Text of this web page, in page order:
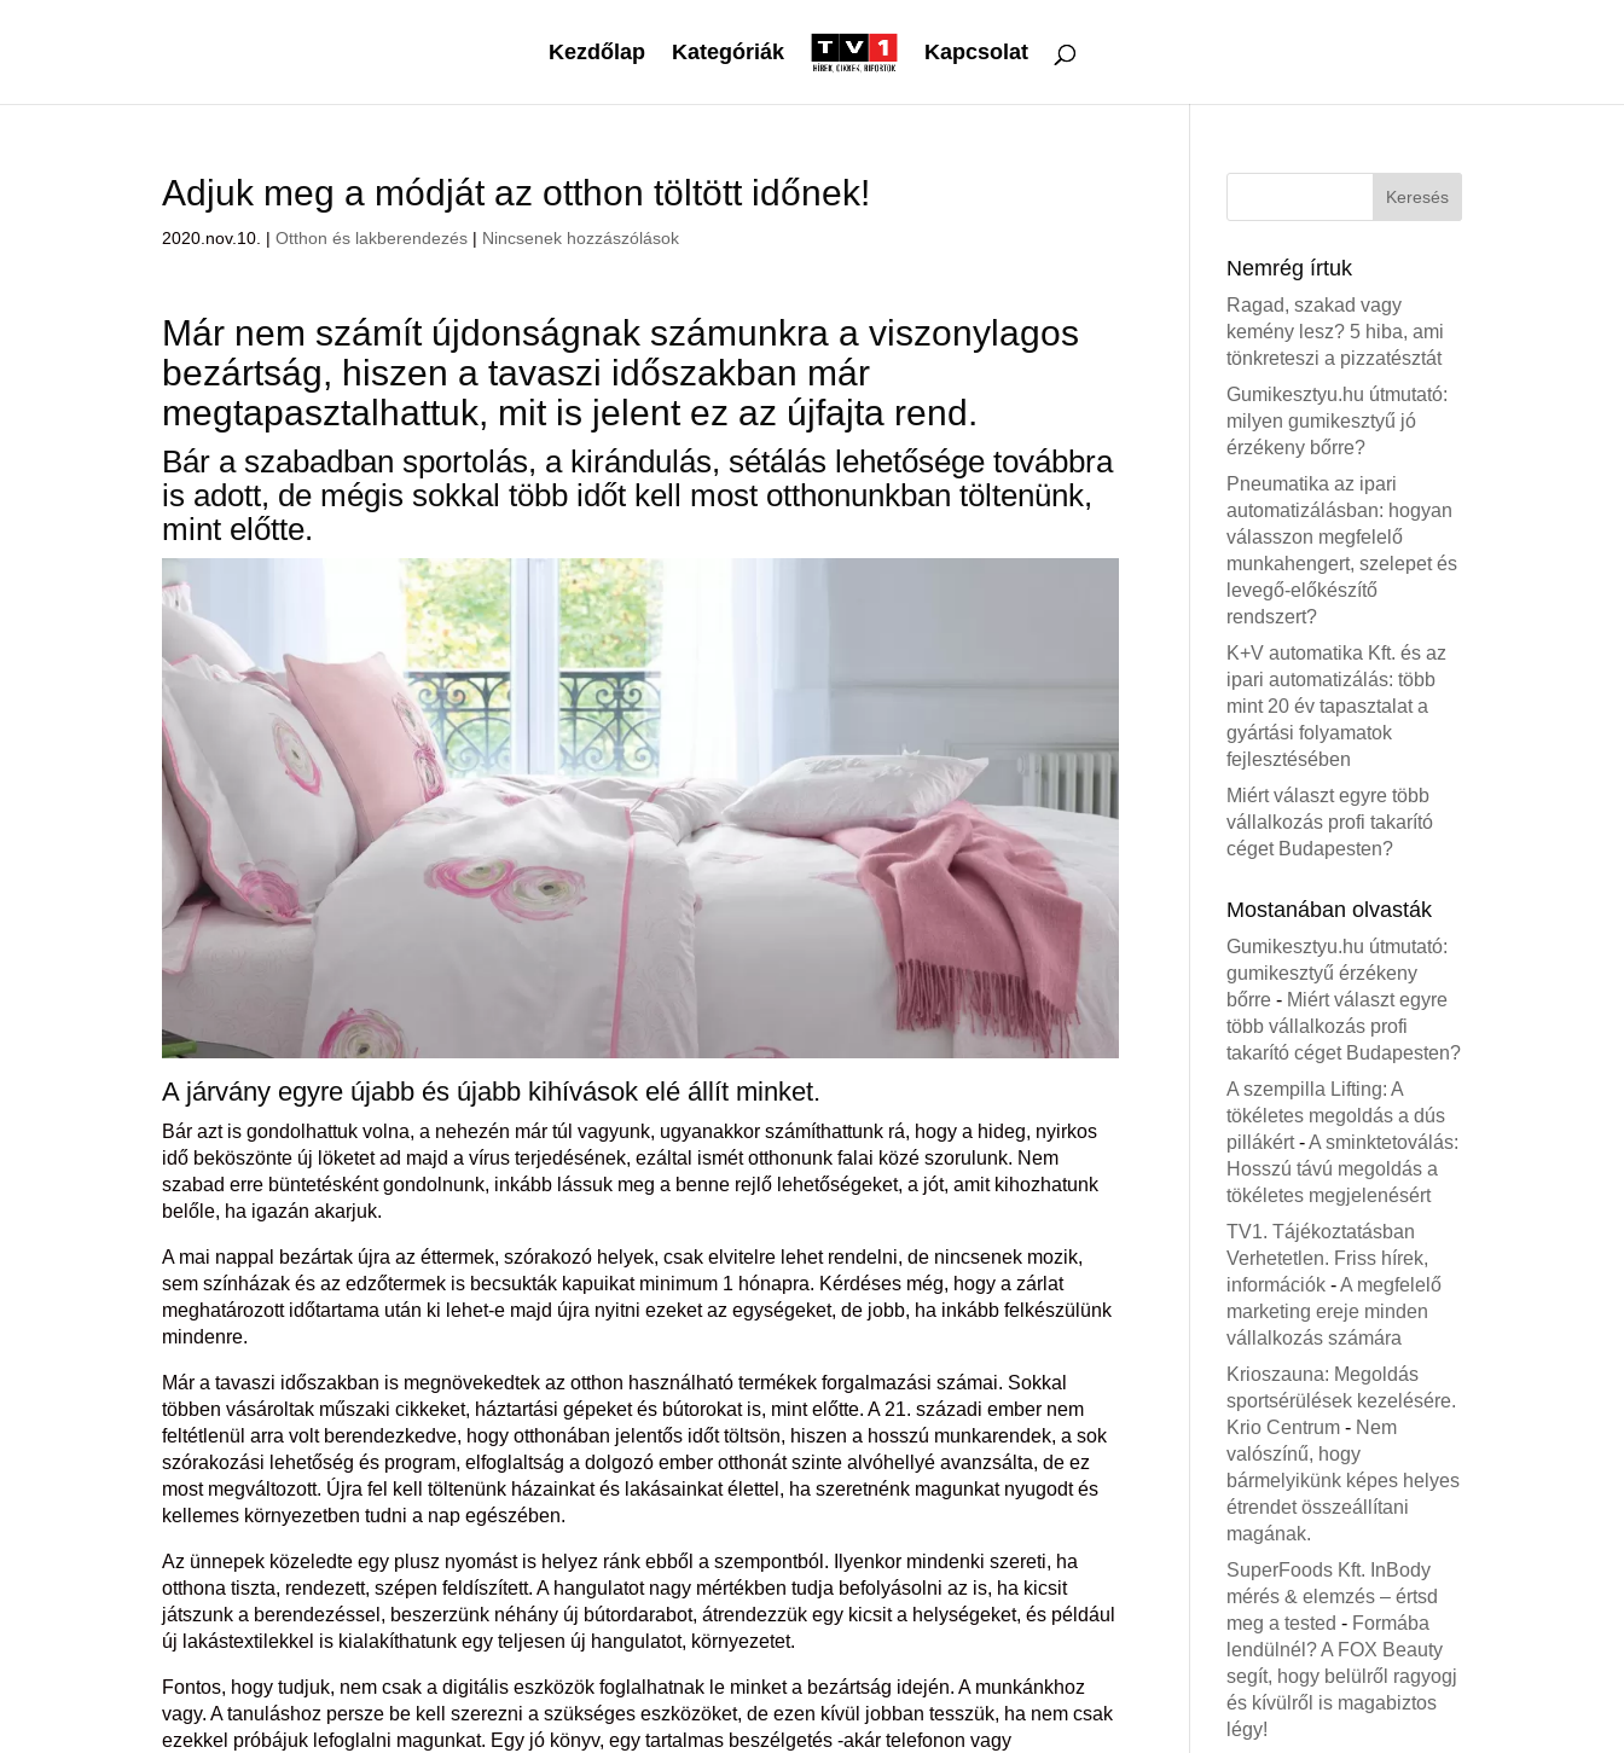
Kezdőlap Kategóriák Kapcsolat
Adjuk meg a módját az otthon töltött időnek!
2020.nov.10. |Otthon és lakberendezés | Nincsenek hozzászólások
Már nem számít újdonságnak számunkra a viszonylagos
bezártság, hiszen a tavaszi időszakban már
megtapasztalhattuk, mit is jelent ez az újfajta rend.
Bár a szabadban sportolás, a kirándulás, sétálás lehetősége továbbra
is adott, de mégis sokkal több időt kell most otthonunkban töltenünk,
mint előtte.
A járvány egyre újabb és újabb kihívások elé állít minket.
Bár azt is gondolhattuk volna, a nehezén már túl vagyunk, ugyanakkor számíthattunk rá, hogy a hideg, nyirkos
idő beköszönte új löketet ad majd a vírus terjedésének, ezáltal ismét otthonunk falai közé szorulunk. Nem
szabad erre büntetésként gondolnunk, inkább lássuk meg a benne rejlő lehetőségeket, a jót, amit kihozhatunk
belőle, ha igazán akarjuk.
A mai nappal bezártak újra az éttermek, szórakozó helyek, csak elvitelre lehet rendelni, de nincsenek mozik,
sem színházak és az edzőtermek is becsukták kapuikat minimum 1 hónapra. Kérdéses még, hogy a zárlat
meghatározott időtartama után ki lehet-e majd újra nyitni ezeket az egységeket, de jobb, ha inkább felkészülünk
mindenre.
Már a tavaszi időszakban is megnövekedtek az otthon használható termékek forgalmazási számai. Sokkal
többen vásároltak műszaki cikkeket, háztartási gépeket és bútorokat is, mint előtte. A 21. századi ember nem
feltétlenül arra volt berendezkedve, hogy otthonában jelentős időt töltsön, hiszen a hosszú munkarendek, a sok
szórakozási lehetőség és program, elfoglaltság a dolgozó ember otthonát szinte alvóhellyé avanzsálta, de ez
most megváltozott. Újra fel kell töltenünk házainkat és lakásainkat élettel, ha szeretnénk magunkat nyugodt és
kellemes környezetben tudni a nap egészében.
Az ünnepek közeledte egy plusz nyomást is helyez ránk ebből a szempontból. Ilyenkor mindenki szereti, ha
otthona tiszta, rendezett, szépen feldíszített. A hangulatot nagy mértékben tudja befolyásolni az is, ha kicsit
játszunk a berendezéssel, beszerzünk néhány új bútordarabot, átrendezzük egy kicsit a helységeket, és például
új lakástextilekkel is kialakíthatunk egy teljesen új hangulatot, környezetet.
Fontos, hogy tudjuk, nem csak a digitális eszközök foglalhatnak le minket a bezártság idején. A munkánkhoz
vagy. A tanuláshoz persze be kell szerezni a szükséges eszközöket, de ezen kívül jobban tesszük, ha nem csak
ezekkel próbájuk lefoglalni magunkat. Egy jó könyv, egy tartalmas beszélgetés -akár telefonon vagy
Nemrég írtuk
Ragad, szakad vagy
kemény lesz? 5 hiba, ami
tönkreteszi a pizzatésztát
Gumikesztyu.hu útmutató:
milyen gumikesztyű jó
érzékeny bőrre?
Pneumatika az ipari
automatizálásban: hogyan
válasszon megfelelő
munkahengert, szelepet és
levegő-előkészítő
rendszert?
K+V automatika Kft. és az
ipari automatizálás: több
mint 20 év tapasztalat a
gyártási folyamatok
fejlesztésében
Miért választ egyre több
vállalkozás profi takarító
céget Budapesten?
Mostanában olvasták
Gumikesztyu.hu útmutató:
gumikesztyű érzékeny
bőrre - Miért választ egyre
több vállalkozás profi
takarító céget Budapesten?
A szempilla Lifting: A
tökéletes megoldás a dús
pillákért-A sminktetoválás:
Hosszú távú megoldás a
tökéletes megjelenésért
TV1. Tájékoztatásban
Verhetetlen. Friss hírek,
információk -A megfelelő
marketing ereje minden
vállalkozás számára
Krioszauna: Megoldás
sportsérülések kezelésére.
Krio Centrum - Nem
valószínű, hogy
bármelyikünk képes helyes
étrendet összeállítani
magának.
SuperFoods Kft. InBody
mérés & elemzés – értsd
meg a tested - Formába
lendülnél? A FOX Beauty
segít, hogy belülről ragyogj
és kívülről is magabiztos
légy!